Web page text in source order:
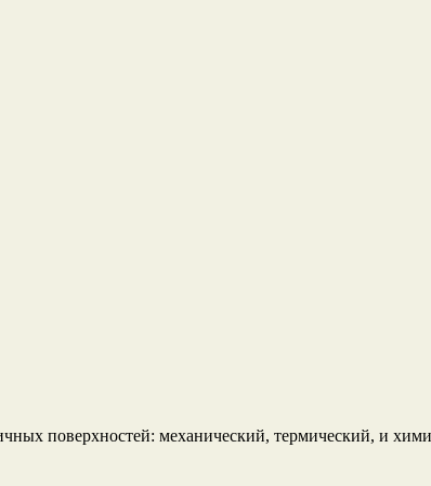
поверхностей: механический, термический, и